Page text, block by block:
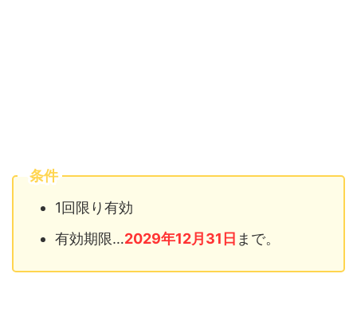
条件
1回限り有効
有効期限…2029年12月31日 まで。